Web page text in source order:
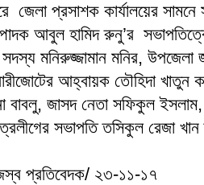
জেলা প্রসাশক কার্যালয়ের সামনে
আবুল হামিদ রুনু’র
সদস্য মনিরুজ্জামান মনির, উপজেলা
আহ্বায়ক তৌহিদা খাতুন
বাবলু, জাসদ নেতা সফিকুল
সভাপতি তসিকুল রেজা
প্রতিবেদক/ ২৩-১১-১৭